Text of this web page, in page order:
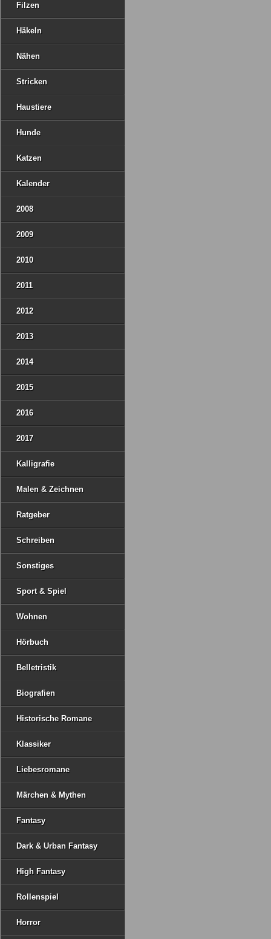
Filzen
Häkeln
Nähen
Stricken
Haustiere
Hunde
Katzen
Kalender
2008
2009
2010
2011
2012
2013
2014
2015
2016
2017
Kalligrafie
Malen & Zeichnen
Ratgeber
Schreiben
Sonstiges
Sport & Spiel
Wohnen
Hörbuch
Belletristik
Biografien
Historische Romane
Klassiker
Liebesromane
Märchen & Mythen
Fantasy
Dark & Urban Fantasy
High Fantasy
Rollenspiel
Horror